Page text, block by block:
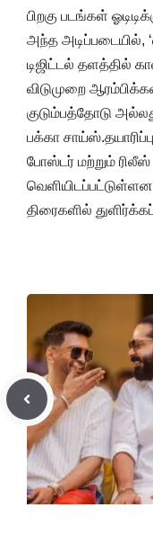
பிறகு படங்கள்
அந்த அடிப்படையில்,
டிஜிட்டல் தளத்தில்
விடுமுறை
குடும்பத்தோடு
பக்கா
போஸ்டர் மற்றும்
திரைகளில்